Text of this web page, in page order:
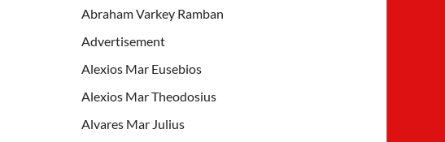
Abraham Varkey Ramban
Advertisement
Alexios Mar Eusebios
Alexios Mar Theodosius
Alvares Mar Julius